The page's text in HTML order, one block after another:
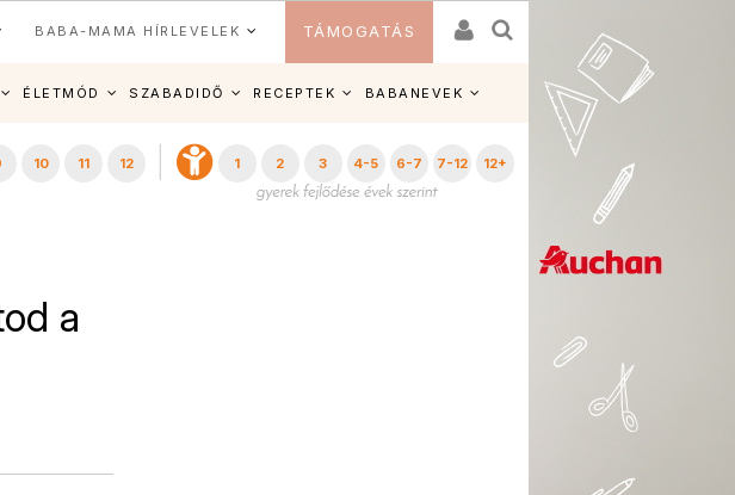
BABA-MAMA HÍRLEVELEK TÁMOGATÁS
ÉLETMÓD SZABADIDŐ RECEPTEK BABANEVEK
10 11 12 1 2 3 4-5 6-7 7-12 12+
a